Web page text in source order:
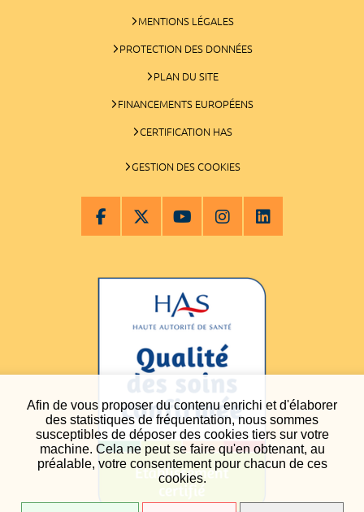
Afin de vous proposer du contenu enrichi et d'élaborer
des statistiques de fréquentation, nous sommes
susceptibles de déposer des cookies tiers sur votre
machine. Cela ne peut se faire qu'en obtenant, au
préalable, votre consentement pour chacun de ces
cookies.
MENTIONS LÉGALES
PROTECTION DES DONNÉES
PLAN DU SITE
FINANCEMENTS EUROPÉENS
CERTIFICATION HAS
GESTION DES COOKIES